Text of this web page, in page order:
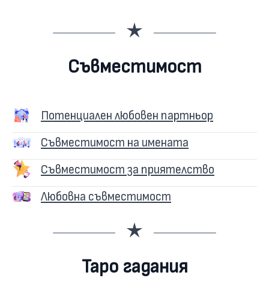
Съвместимост
Потенциален любовен партньор
Съвместимост на имената
Съвместимост за приятелство
Любовна съвместимост
Таро гадания